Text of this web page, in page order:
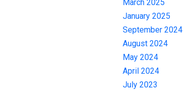
March 2025
January 2025
September 2024
August 2024
May 2024
April 2024
July 2023